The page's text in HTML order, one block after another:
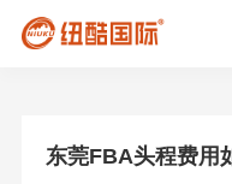
东莞FBA头程费用